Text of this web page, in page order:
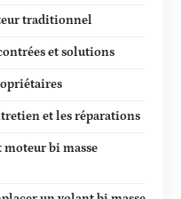
traditionnel
et solutions
et les réparations
moteur bi masse